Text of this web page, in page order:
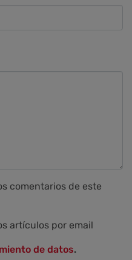
comentarios de este
artículos por email
de datos.